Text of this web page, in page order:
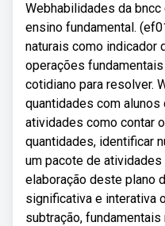
Webhabilidades da
ensino fundamental.
naturais como indicador
operações
cotidiano para resolver.
quantidades com
atividades como contar
quantidades, identificar
um pacote de
elaboração deste plano
significativa e interativa
subtração, fundamentais